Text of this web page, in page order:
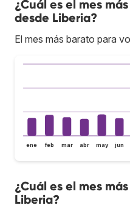
¿Cuál es el mes
desde Liberia?
El mes más barato para
ene feb mar abr may jun
¿Cuál es el mes
Liberia?